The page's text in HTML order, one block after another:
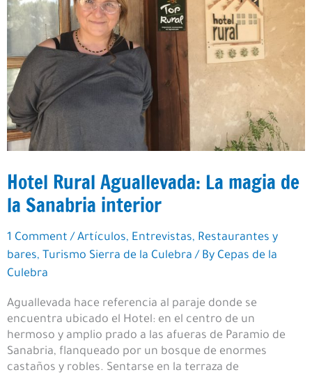
Hotel Rural Aguallevada: La magia de
la Sanabria interior
1 Comment / Artículos, Entrevistas, Restaurantes y
bares, Turismo Sierra de la Culebra / By Cepas de la
Culebra
Aguallevada hace referencia al paraje donde se
encuentra ubicado el Hotel: en el centro de un
hermoso y amplio prado a las afueras de Paramio de
Sanabria, flanqueado por un bosque de enormes
castaños y robles. Sentarse en la terraza de